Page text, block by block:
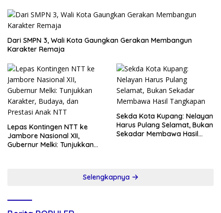
Dari SMPN 3, Wali Kota Gaungkan Gerakan Membangun
Karakter Remaja
Lepas Kontingen NTT ke
Jambore Nasional XII,
Gubernur Melki: Tunjukkan
Sekda Kota Kupang: Nelayan
Harus Pulang Selamat, Bukan
Sekadar Membawa Hasil
Selengkapnya